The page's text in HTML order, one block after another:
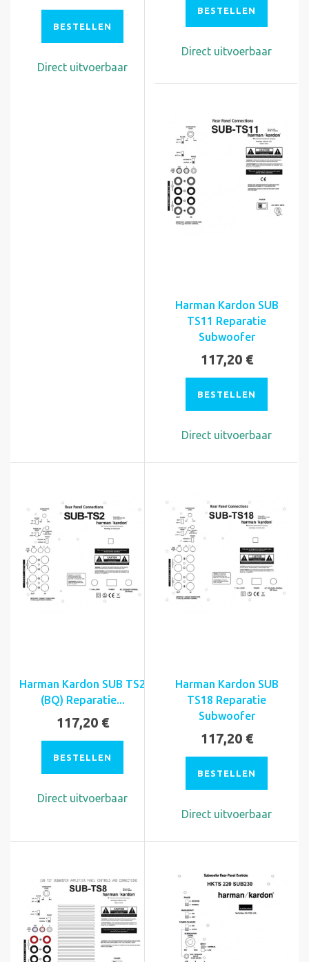
BESTELLEN
Direct uitvoerbaar
BESTELLEN
Direct uitvoerbaar
Harman Kardon SUB
TS11 Reparatie
Subwoofer
117,20 €
BESTELLEN
Direct uitvoerbaar
Harman Kardon SUB TS2
(BQ) Reparatie...
117,20 €
BESTELLEN
Direct uitvoerbaar
Harman Kardon SUB
TS18 Reparatie
Subwoofer
117,20 €
BESTELLEN
Direct uitvoerbaar